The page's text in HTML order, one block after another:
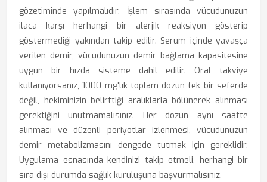
gözetiminde yapılmalıdır. İşlem sırasında vücudunuzun
ilaca karşı herhangi bir alerjik reaksiyon gösterip
göstermediği yakından takip edilir. Serum içinde yavaşça
verilen demir, vücudunuzun demir bağlama kapasitesine
uygun bir hızda sisteme dahil edilir. Oral takviye
kullanıyorsanız, 1000 mg'lık toplam dozun tek bir seferde
değil, hekiminizin belirttiği aralıklarla bölünerek alınması
gerektiğini unutmamalısınız. Her dozun aynı saatte
alınması ve düzenli periyotlar izlenmesi, vücudunuzun
demir metabolizmasını dengede tutmak için gereklidir.
Uygulama esnasında kendinizi takip etmeli, herhangi bir
sıra dışı durumda sağlık kuruluşuna başvurmalısınız.